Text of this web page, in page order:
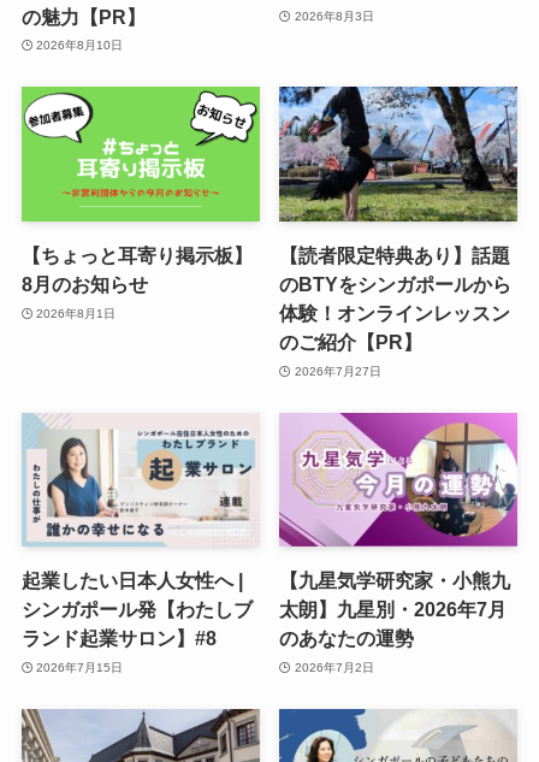
の魅力【PR】
2026年8月10日
2026年8月3日
【ちょっと耳寄り掲示板】
8月のお知らせ
2026年8月1日
【読者限定特典あり】話題
のBTYをシンガポールから
体験！オンラインレッスン
のご紹介【PR】
2026年7月27日
起業したい日本人女性へ |
シンガポール発【わたしブ
ランド起業サロン】#8
2026年7月15日
【九星気学研究家・小熊九
太朗】九星別・2026年7月
のあなたの運勢
2026年7月2日